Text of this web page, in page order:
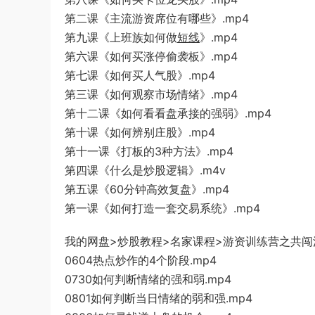
第二课《主流游资席位有哪些》.mp4
第九课《上班族如何做短线》.mp4
第六课《如何买涨停偷袭板》.mp4
第七课《如何买人气股》.mp4
第三课《如何观察市场情绪》.mp4
第十二课《如何看看盘承接的强弱》.mp4
第十课《如何辨别庄股》 .mp4
第十一课《打板的3种方法》.mp4
第四课《什么是炒股逻辑》.m4v
第五课《60分钟高效复盘》.mp4
第一课《如何打造一套交易系统》.mp4
我的网盘>炒股教程>名家课程>游资训练营之共
0604热点炒作的4个阶段.mp4
0730如何判断情绪的强和弱.mp4
0801如何判断当日情绪的弱和强.mp4